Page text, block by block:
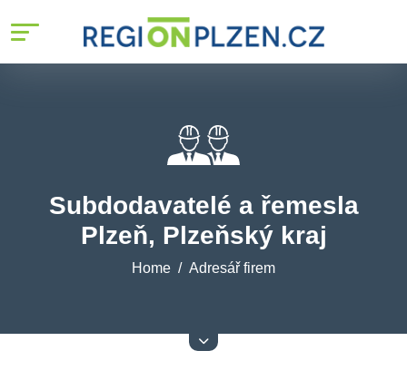
Subdodavatelé a řemesla
Plzeň, Plzeňský kraj
Home Adresář firem